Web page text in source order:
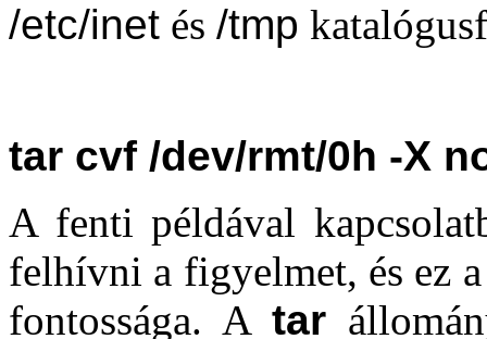
/etc/inet és /tmp
tar cvf /dev/rmt/0h -X
A fenti példával
felhívni a figyelmet, és ez
fontossága. Atar